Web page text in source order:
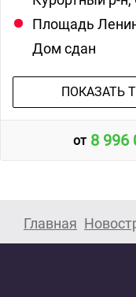
Площадь
Дом сдан
ПОКАЗАТЬ
от 8 996
Главная